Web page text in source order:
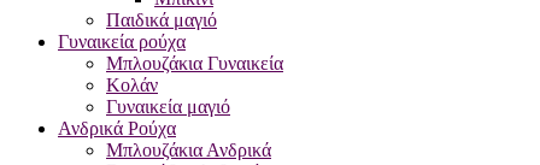
Παιδικά μαγιό
Γυναικεία ρούχα
Μπλουζάκια Γυναικεία
Κολάν
Γυναικεία μαγιό
Ανδρικά Ρούχα
Μπλουζάκια Ανδρικά